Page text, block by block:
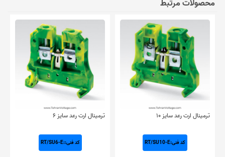
محصولات مرتبط
ترمینال ارت رعد سایز ۱۰
کد فنی:RT/SU10-E
ترمینال ارت رعد سایز ۶
کد فنی::RT/SU6-E